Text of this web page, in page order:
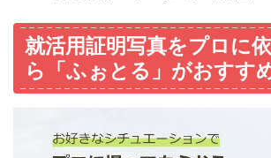
就活用証明写真をプロに
ら「ふぉとる」がおすす